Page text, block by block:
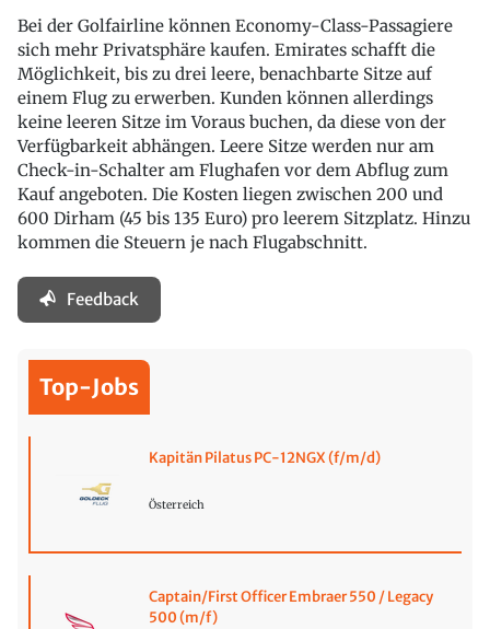
Bei der Golfairline können Economy-Class-Passagiere
sich mehr Privatsphäre kaufen. Emirates schafft die
Möglichkeit, bis zu drei leere, benachbarte Sitze auf
einem Flug zu erwerben. Kunden können allerdings
keine leeren Sitze im Voraus buchen, da diese von der
Verfügbarkeit abhängen. Leere Sitze werden nur am
Check-in-Schalter am Flughafen vor dem Abflug zum
Kauf angeboten. Die Kosten liegen zwischen 200 und
600 Dirham (45 bis 135 Euro) pro leerem Sitzplatz. Hinzu
kommen die Steuern je nach Flugabschnitt.
Feedback
Top-Jobs
Kapitän Pilatus PC-12NGX (f/m/d)
Österreich
Captain/First Officer Embraer 550 / Legacy
500 (m/f)